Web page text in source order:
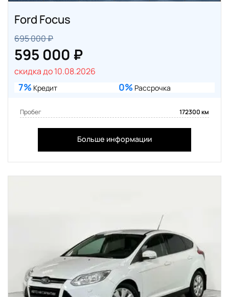
Ford Focus
695 000 ₽
595 000 ₽
скидка до 10.08.2026
7% Кредит 0% Рассрочка
Пробег 172300 км
Больше информации